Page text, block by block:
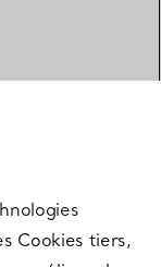
Cookies tiers,